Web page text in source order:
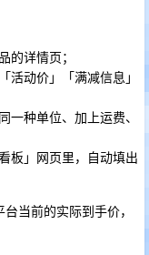
的详情页；
活动价」「满减信息」
种单位、加上运费、
板」网页里，自动填出
当前的实际到手价，